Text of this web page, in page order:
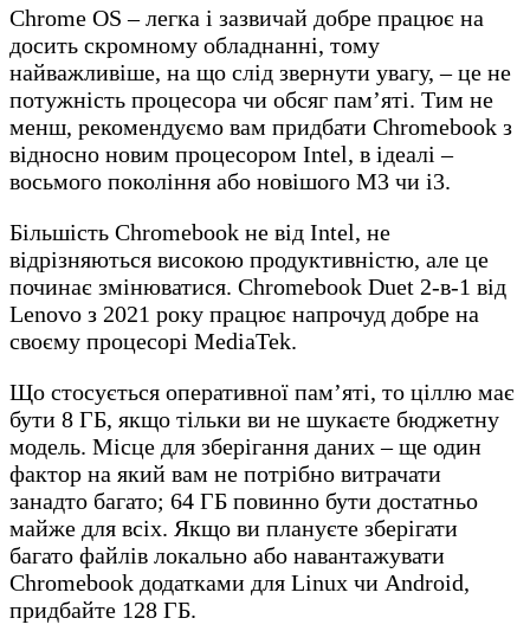
Chrome OS – легка і зазвичай добре працює на
досить скромному обладнанні, тому
найважливіше, на що слід звернути увагу, – це не
потужність процесора чи обсяг пам’яті. Тим не
менш, рекомендуємо вам придбати Chromebook з
відносно новим процесором Intel, в ідеалі –
восьмого покоління або новішого M3 чи i3.
Більшість Chromebook не від Intel, не
відрізняються високою продуктивністю, але це
починає змінюватися. Chromebook Duet 2-в-1 від
Lenovo з 2021 року працює напрочуд добре на
своєму процесорі MediaTek.
Що стосується оперативної пам’яті, то ціллю має
бути 8 ГБ, якщо тільки ви не шукаєте бюджетну
модель. Місце для зберігання даних – ще один
фактор на який вам не потрібно витрачати
занадто багато; 64 ГБ повинно бути достатньо
майже для всіх. Якщо ви плануєте зберігати
багато файлів локально або навантажувати
Chromebook додатками для Linux чи Android,
придбайте 128 ГБ.